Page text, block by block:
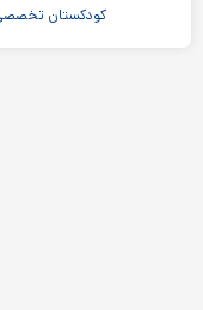
کودکستان تخصصی